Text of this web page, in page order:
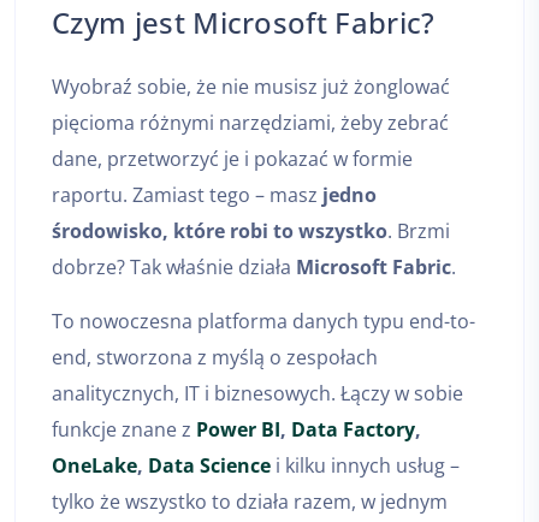
Czym jest Microsoft Fabric?
Wyobraź sobie, że nie musisz już żonglować
pięcioma różnymi narzędziami, żeby zebrać
dane, przetworzyć je i pokazać w formie
raportu. Zamiast tego – masz jedno
środowisko, które robi to wszystko. Brzmi
dobrze? Tak właśnie działa Microsoft Fabric.
To nowoczesna platforma danych typu end-to-
end, stworzona z myślą o zespołach
analitycznych, IT i biznesowych. Łączy w sobie
funkcje znane z Power BI, Data Factory,
OneLake, Data Science i kilku innych usług –
tylko że wszystko to działa razem, w jednym